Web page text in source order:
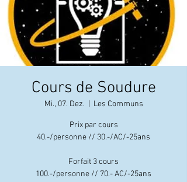
Cours de Soudure
Mi., 07. Dez. Les Communs
Prix par cours
40.-/personne // 30.-/AC/-25ans
Forfait 3 cours
100.-/personne // 70.- AC/-25ans